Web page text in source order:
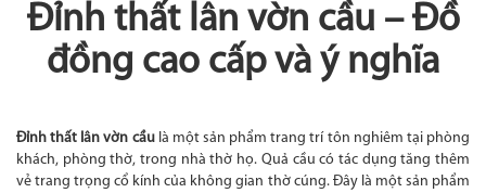
Đỉnh thất lân vờn cầu – Đồ
đồng cao cấp và ý nghĩa
Đỉnh thất lân vờn cầulà một sản phẩm trang trí tôn nghiêm tại phòng
khách, phòng thờ, trong nhà thờ họ. Quả cầu có tác dụng tăng thêm
vẻ trang trọng cổ kính của không gian thờ cúng. Đây là một sản phẩm